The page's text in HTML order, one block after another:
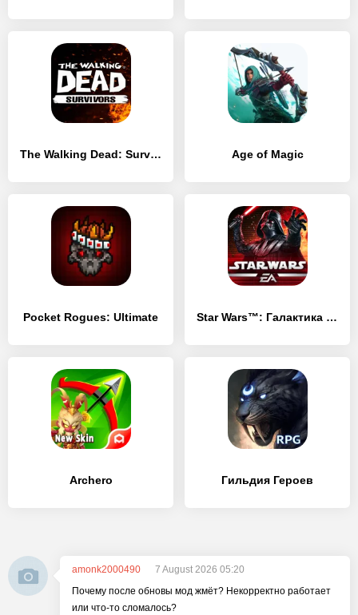
The Walking Dead: Survivors Age of Magic
Pocket Rogues: Ultimate Star Wars™: Галактика героев
Archero Гильдия Героев
amonk2000490
7 August 2026 05:20
Почему после обновы мод жмёт? Некорректно работает
или что-то сломалось?